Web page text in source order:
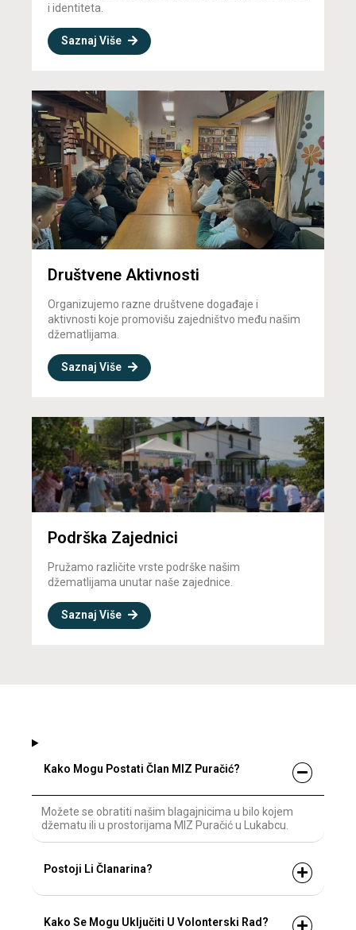
i identiteta.
Saznaj Više
Društvene Aktivnosti
Organizujemo razne društvene događaje i
aktivnosti koje promovišu zajedništvo među našim
džematlijama.
Saznaj Više
Podrška Zajednici
Pružamo različite vrste podrške našim
džematlijama unutar naše zajednice.
Saznaj Više
Kako Mogu Postati Član MIZ Puračić?
Možete se obratiti našim blagajnicima u bilo kojem
džematu ili u prostorijama MIZ Puračić u Lukabcu.
Postoji Li Članarina?
Kako Se Mogu Uključiti U Volonterski Rad?